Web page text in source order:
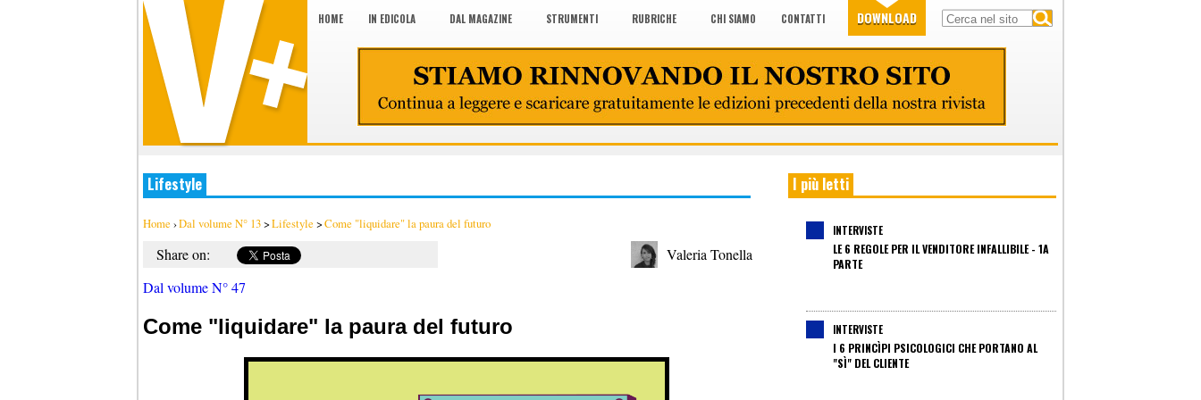
HOME IN EDICOLA DAL MAGAZINE STRUMENTI RUBRICHE CHI SIAMO CONTATTI DOWNLOAD
Lifestyle
Home ›Dal volume N° 13>Lifestyle >Come "liquidare" la paura del futuro
Share on:
Valeria Tonella
Dal volume N° 47
Come "liquidare" la paura del futuro
I più letti
INTERVISTE
LE 6 REGOLE PER IL VENDITORE INFALLIBILE - 1A
PARTE
INTERVISTE
I 6 PRINCÌPI PSICOLOGICI CHE PORTANO AL
"SÌ" DEL CLIENTE